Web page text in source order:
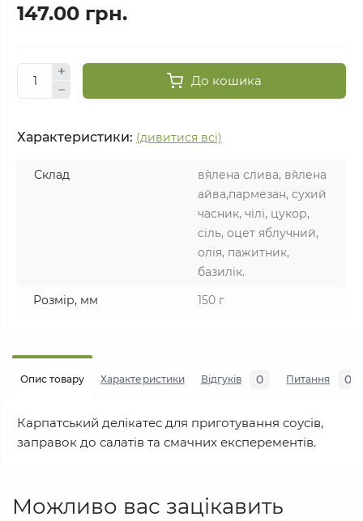
147.00 грн.
До кошика
Характеристики: (дивитися всі)
Склад
в`ялена слива, в`ялена
айва,пармезан, сухий
часник, чілі, цукор,
сіль, оцет яблучний,
олія, пажитник,
базилік.
Розмір, мм
150 г
Опис товару Характеристики Відгуків 0 Питання 0
Карпатський делікатес для приготування соусів,
заправок до салатів та смачних експерементів.
Можливо вас зацікавить